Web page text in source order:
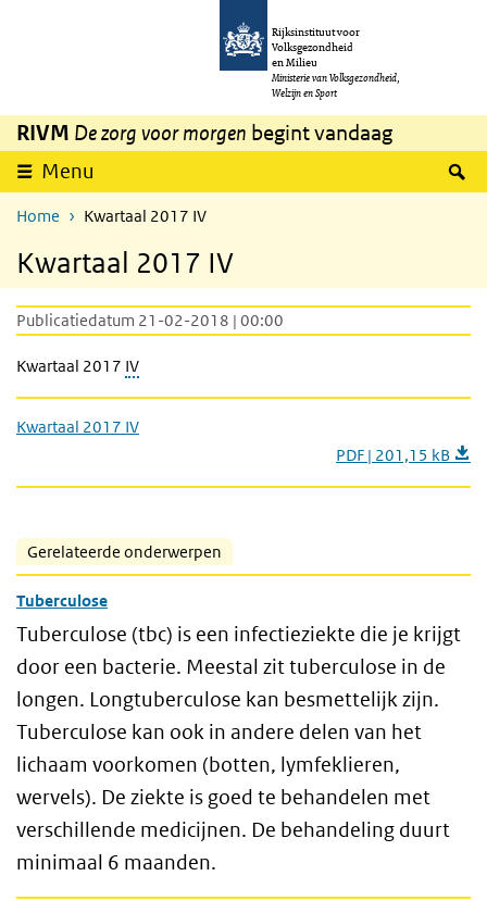
Overslaan en naar de inhoud gaan
Rijksinstituut voor
Volksgezondheid
en Milieu
Ministerie van Volksgezondheid,
Welzijn en Sport
RIVM De zorg voor morgen begint vandaag
Menu
Home Kwartaal 2017 IV
Kwartaal 2017 IV
Publicatiedatum 21-02-2018 | 00:00
Kwartaal 2017 IV
Kwartaal 2017 IV
PDF | 201,15 kB
Gerelateerde onderwerpen
Tuberculose
Tuberculose (tbc) is een infectieziekte die je krijgt
door een bacterie. Meestal zit tuberculose in de
longen. Longtuberculose kan besmettelijk zijn.
Tuberculose kan ook in andere delen van het
lichaam voorkomen (botten, lymfeklieren,
wervels). De ziekte is goed te behandelen met
verschillende medicijnen. De behandeling duurt
minimaal 6 maanden.